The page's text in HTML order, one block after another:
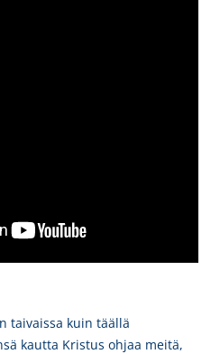
taivaissa kuin täällä
kautta Kristus ohjaa meitä,